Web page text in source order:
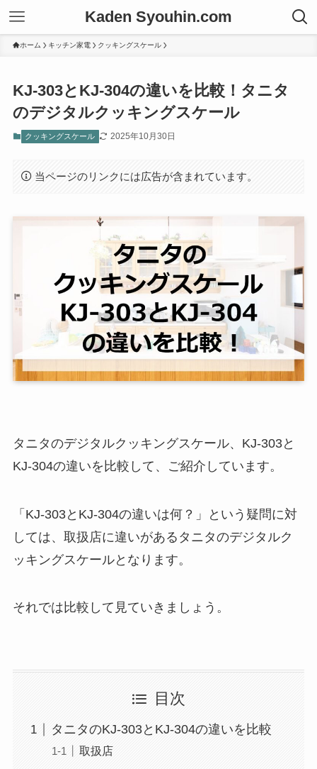
Kaden Syouhin.com
ホーム キッチン家電 クッキングスケール
KJ-303とKJ-304の違いを比較！タニタ
のデジタルクッキングスケール
クッキングスケール 2025年10月30日
当ページのリンクには広告が含まれています。
タニタのデジタルクッキングスケール、KJ-303と
KJ-304の違いを比較して、ご紹介しています。
「KJ-303とKJ-304の違いは何？」という疑問に対
しては、取扱店に違いがあるタニタのデジタルク
ッキングスケールとなります。
それでは比較して見ていきましょう。
目次
タニタのKJ-303とKJ-304の違いを比較
取扱店